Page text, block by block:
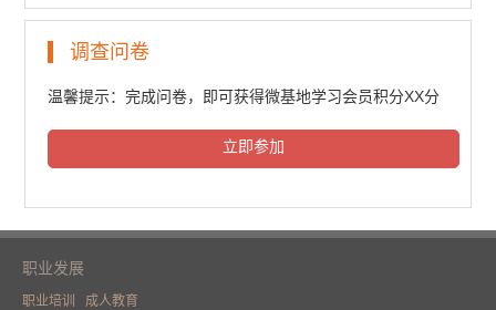
6484人次观看
调查问卷
温馨提示：完成问卷，即可获得微基地学习会员积分XX分
立即参加
职业发展
职业培训 成人教育